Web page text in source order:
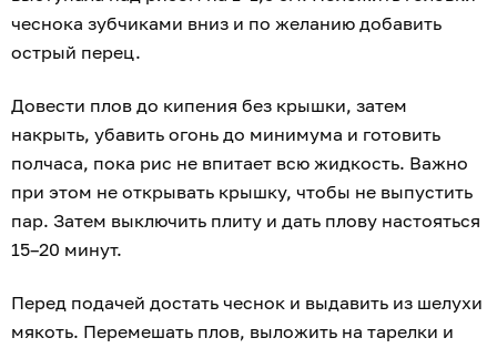
чеснока зубчиками вниз и по желанию добавить
острый перец.
Довести плов до кипения без крышки, затем
накрыть, убавить огонь до минимума и готовить
полчаса, пока рис не впитает всю жидкость. Важно
при этом не открывать крышку, чтобы не выпустить
пар. Затем выключить плиту и дать плову настояться
15–20 минут.
Перед подачей достать чеснок и выдавить из шелухи
мякоть. Перемешать плов, выложить на тарелки и